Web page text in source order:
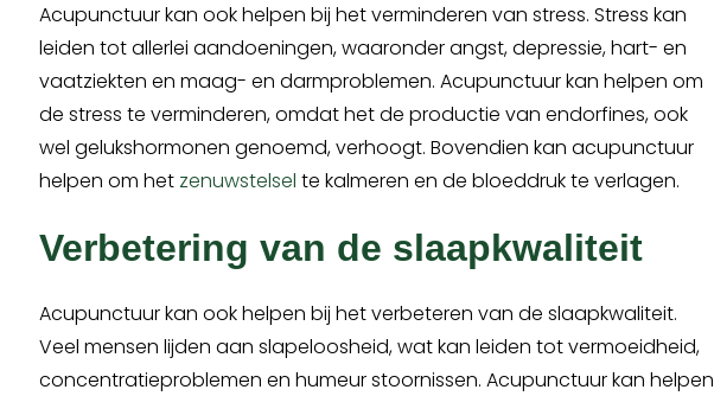
Acupunctuur kan ook helpen bij het verminderen van stress. Stress kan
leiden tot allerlei aandoeningen, waaronder angst, depressie, hart- en
vaatziekten en maag- en darmproblemen. Acupunctuur kan helpen om
de stress te verminderen, omdat het de productie van endorfines, ook
wel gelukshormonen genoemd, verhoogt. Bovendien kan acupunctuur
helpen om het zenuwstelselte kalmeren en de bloeddruk te verlagen.
Verbetering van de slaapkwaliteit
Acupunctuur kan ook helpen bij het verbeteren van de slaapkwaliteit.
Veel mensen lijden aan slapeloosheid, wat kan leiden tot vermoeidheid,
concentratieproblemen en humeur stoornissen. Acupunctuur kan helpen